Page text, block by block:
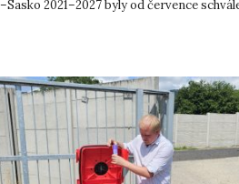
2021–2027 byly od července